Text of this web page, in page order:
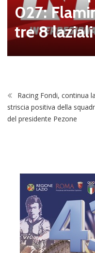
027:
tre 8
Racing Fondi, continua la
striscia positiva della
del presidente Pezone